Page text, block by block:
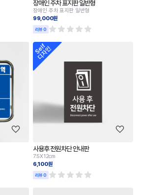
장애인 주차 표지판 일반형
장애인 주차 표지판 일반형
99,000원
리뷰 0
사용후 전원차단 안내판
7.5X12cm
6,100원
리뷰 0